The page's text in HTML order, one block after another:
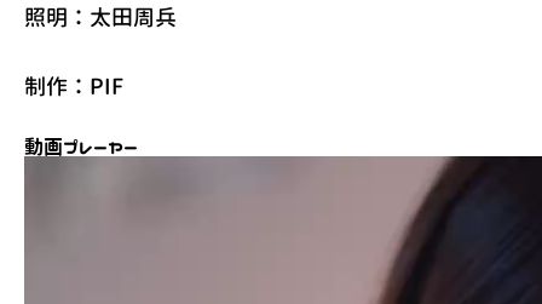
照明：太田周兵
制作：PIF
動画プレーヤー